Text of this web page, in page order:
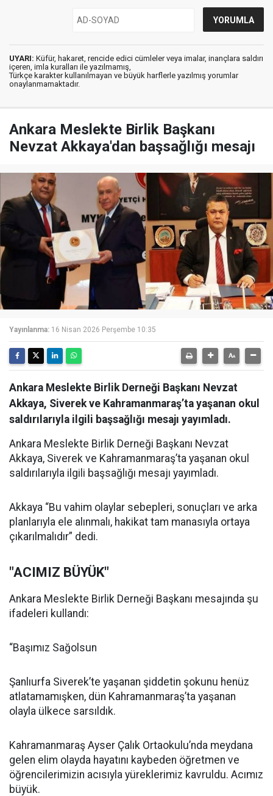
UYARI: Küfür, hakaret, rencide edici cümleler veya imalar, inançlara saldırı
içeren, imla kuralları ile yazılmamış,
Türkçe karakter kullanılmayan ve büyük harflerle yazılmış yorumlar
onaylanmamaktadır.
Ankara Meslekte Birlik Başkanı
Nevzat Akkaya'dan başsağlığı mesajı
Yayınlanma: 16 Nisan 2026 Perşembe 10:35
Ankara Meslekte Birlik Derneği Başkanı Nevzat
Akkaya, Siverek ve Kahramanmaraş’ta yaşanan okul
saldırılarıyla ilgili başsağlığı mesajı yayımladı.
Ankara Meslekte Birlik Derneği Başkanı Nevzat
Akkaya, Siverek ve Kahramanmaraş’ta yaşanan okul
saldırılarıyla ilgili başsağlığı mesajı yayımladı.
Akkaya “Bu vahim olaylar sebepleri, sonuçları ve arka
planlarıyla ele alınmalı, hakikat tam manasıyla ortaya
çıkarılmalıdır” dedi.
"ACIMIZ BÜYÜK"
Ankara Meslekte Birlik Derneği Başkanı mesajında şu
ifadeleri kullandı:
“Başımız Sağolsun
Şanlıurfa Siverek’te yaşanan şiddetin şokunu henüz
atlatamamışken, dün Kahramanmaraş’ta yaşanan
olayla ülkece sarsıldık.
Kahramanmaraş Ayser Çalık Ortaokulu’nda meydana
gelen elim olayda hayatını kaybeden öğretmen ve
öğrencilerimizin acısıyla yüreklerimiz kavruldu. Acımız
büyük.